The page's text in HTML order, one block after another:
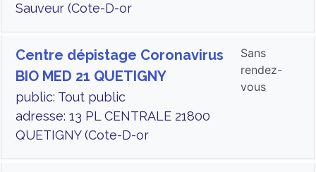
Sauveur (Cote-D-or
Centre dépistage Coronavirus
BIO MED 21 QUETIGNY
public: Tout public
adresse: 13 PL CENTRALE 21800
QUETIGNY (Cote-D-or
Sans
rendez-
vous